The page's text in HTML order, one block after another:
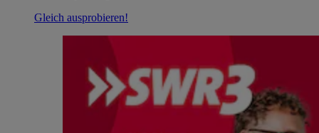
Gleich ausprobieren!